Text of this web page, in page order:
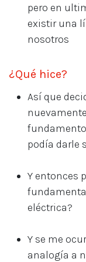
pero en
existir una
nosotros
¿Qué hice?
Así que
podía darle
Y entonces
eléctrica?
Y se me
analogía a